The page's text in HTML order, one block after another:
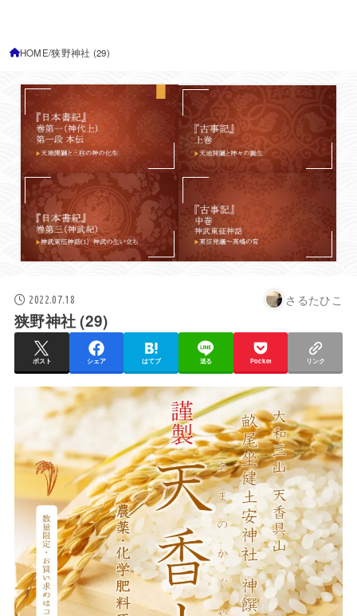
HOME 狭野神社 (29)
2022.07.18 さるたひこ
狭野神社 (29)
ポスト シェア はてブ 送る Pocket リンク